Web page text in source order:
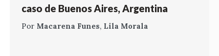
caso de Buenos Aires, Argentina
Por Macarena Funes, Lila Morala